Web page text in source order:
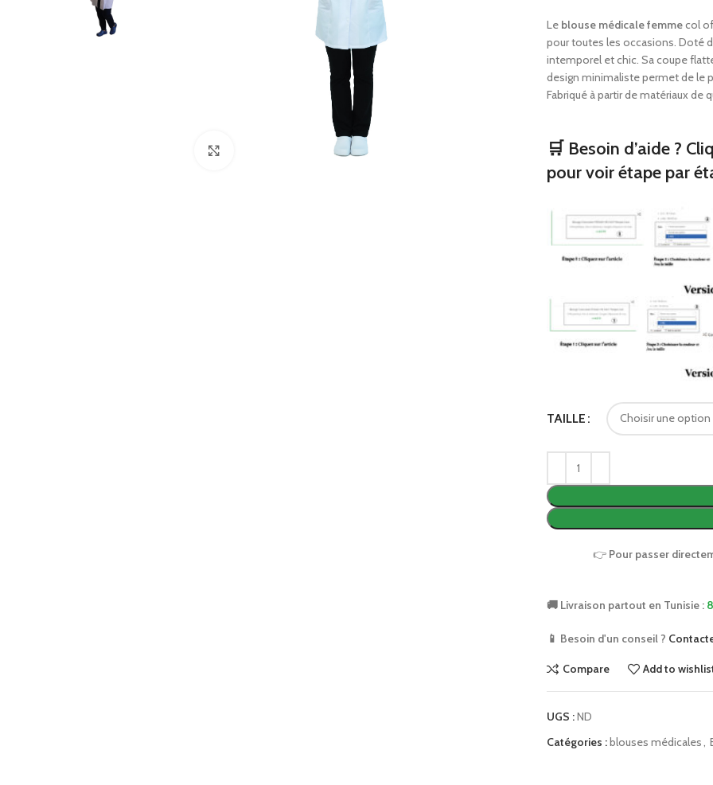
Bondages tricotés
Sangles d’épaule
Produits
Bas médicaux
Oreillers
Consommables
Aider à la marche
Fauteuils roulants
Consommables de
secours
Aider à la marche
Fauteuils roulants
Le blouse médicale femmecol
pour toutes les occasions. Doté
intemporel et chic. Sa coupe
design minimaliste permet de le
Fabriqué à partir de matériaux de
🛒 Besoin d’aide ?
pour voir étape par
TAILLE
👉 Pour passer
🚚 Livraison partout en Tunisie :
📱 Besoin d'un conseil ?
Compare Add to
UGS :ND
Catégories :blouses médicales,